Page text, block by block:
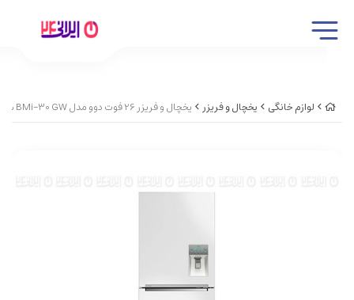
لوازم خانگی یخچال و فریزر یخچال و فریزر 26 فوت دوو مدل BMi-30 GW سفیدبراق کد 42381